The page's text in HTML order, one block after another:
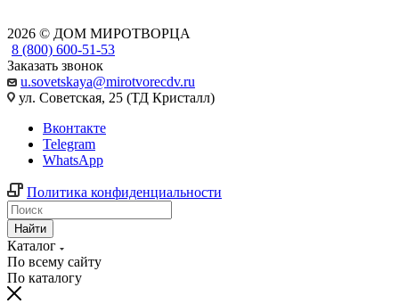
2026 © ДОМ МИРОТВОРЦА
8 (800) 600-51-53
Заказать звонок
u.sovetskaya@mirotvorecdv.ru
ул. Советская, 25 (ТД Кристалл)
Вконтакте
Telegram
WhatsApp
Политика конфиденциальности
Найти
Каталог
По всему сайту
По каталогу